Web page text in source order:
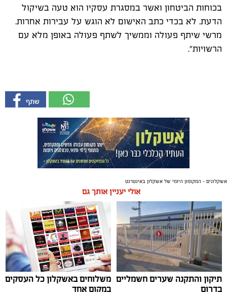
בכוחות הביטחון ואשר במסגרת עסקיו הוא טעה בשיקול
הדעת. לא בכדי כתב האישום לא הוגש על עבירות אחרות.
מרשי שיתף פעולה וממשיך לשתף פעולה באופן מלא עם
הרשויות".
אשקלונים - המקומון היומי של אשקלון באינטרנט
אולי יעניין אותך גם
תיקון והתקנה שערים חשמליים
בדרום
משלוחים באשקלון כל העסקים
במקום אחד